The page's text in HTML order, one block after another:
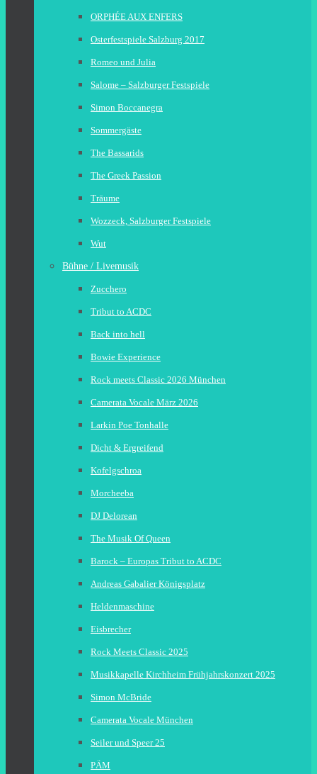
ORPHÉE AUX ENFERS
Osterfestspiele Salzburg 2017
Romeo und Julia
Salome – Salzburger Festspiele
Simon Boccanegra
Sommergäste
The Bassarids
The Greek Passion
Träume
Wozzeck, Salzburger Festspiele
Wut
Bühne / Livemusik
Zucchero
Tribut to ACDC
Back into hell
Bowie Experience
Rock meets Classic 2026 München
Camerata Vocale März 2026
Larkin Poe Tonhalle
Dicht & Ergreifend
Kofelgschroa
Morcheeba
DJ Delorean
The Musik Of Queen
Barock – Europas Tribut to ACDC
Andreas Gabalier Königsplatz
Heldenmaschine
Eisbrecher
Rock Meets Classic 2025
Musikkapelle Kirchheim Frühjahrskonzert 2025
Simon McBride
Camerata Vocale München
Seiler und Speer 25
PÄM